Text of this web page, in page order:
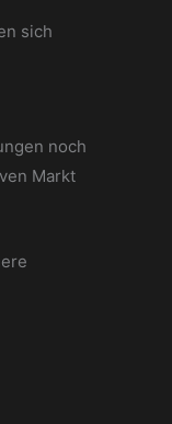
sich
noch
Markt